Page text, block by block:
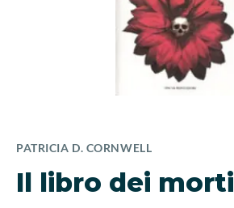
PATRICIA D. CORNWELL
Il libro dei morti